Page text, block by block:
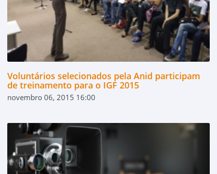
Voluntários selecionados pela Anid participam
de treinamento para o IGF 2015
novembro 06, 2015 16:00